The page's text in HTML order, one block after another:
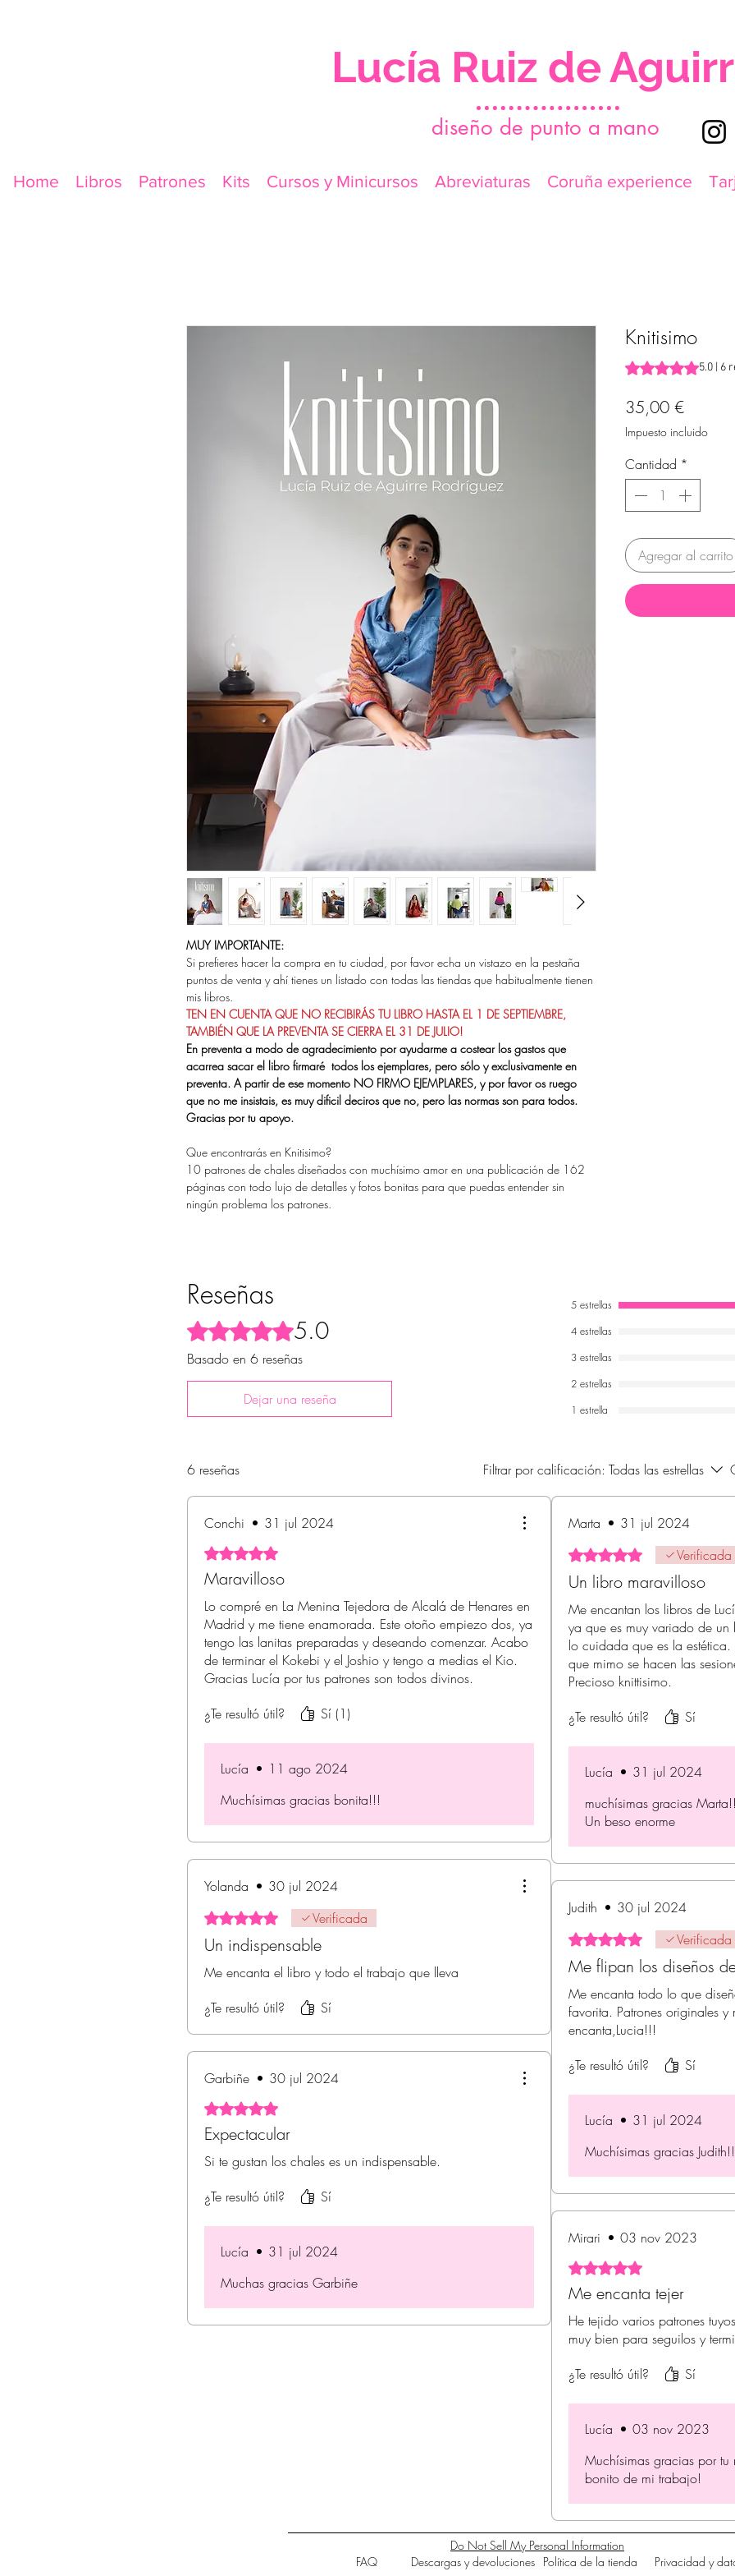
Lucía Ruiz de
diseño de punto a mano
Home Libros Patrones Kits Cursos y Minicursos Abreviaturas Coruña experience
MUY IMPORTANTE:
Si prefieres hacer la compra en tu ciudad, por favor echa un vistazo en la pestaña
puntos de venta y ahí tienes un listado con todas las tiendas que habitualmente tienen
mis libros.
TEN EN CUENTA QUE NO RECIBIRÁS TU LIBRO HASTA EL 1 DE SEPTIEMBRE,
TAMBIÉN QUE LA PREVENTA SE CIERRA EL 31 DE JULIO!
En preventa a modo de agradecimiento por ayudarme a costear los gastos que
acarrea sacar el libro firmaré todos los ejemplares, pero sólo y exclusivamente en
preventa. A partir de ese momento NO FIRMO EJEMPLARES, y por favor os ruego
que no me insistais, es muy dificil deciros que no, pero las normas son para todos.
Gracias por tu apoyo.
Que encontrarás en Knitisimo?
10 patrones de chales diseñados con muchísimo amor en una publicación de 162
páginas con todo lujo de detalles y fotos bonitas para que puedas entender sin
ningún problema los patrones.
Knitisimo
Según 6 reseñas,
5.0 | 6
35,00 €Precio
Impuesto incluido
Cantidad *
Agregar al carrito
Reseñas
Obtuvo 5 de 5 estrellas.
5.0
Basado en 6 reseñas
Dejar una reseña
5 estrellas
4 estrellas
3 estrellas
2 estrellas
1 estrella
6 reseñas Filtrar por calificación: Todas las estrellas
Conchi • 31 jul 2024
Obtuvo 5 de 5 estrellas.
Maravilloso
Lo compré en La Menina Tejedora de Alcalá de Henares en
Madrid y me tiene enamorada. Este otoño empiezo dos, ya
tengo las lanitas preparadas y deseando comenzar. Acabo
de terminar el Kokebi y el Joshio y tengo a medias el Kio.
Gracias Lucía por tus patrones son todos divinos.
¿Te resultó útil?
Sí (1)
Lucía • 11 ago 2024
Muchísimas gracias bonita!!!
Yolanda • 30 jul 2024
Obtuvo 5 de 5 estrellas.Verificada
Un indispensable
Me encanta el libro y todo el trabajo que lleva
¿Te resultó útil?
Sí
Garbiñe • 30 jul 2024
Obtuvo 5 de 5 estrellas.
Expectacular
Si te gustan los chales es un indispensable.
¿Te resultó útil?
Sí
Lucía • 31 jul 2024
Muchas gracias Garbiñe
Marta • 31 jul 2024
Obtuvo 5 de 5 estrellas.Verificada
Un libro maravilloso
Me encantan los libros de
ya que es muy variado de
lo cuidada que es la
que mimo se hacen las
Precioso knittisimo.
¿Te resultó útil?
Sí
Lucía • 31 jul 2024
muchísimas gracias
Un beso enorme
Judith • 30 jul 2024
Obtuvo 5 de 5 estrellas.Verificada
Me flipan los diseños
Me encanta todo lo que
favorita. Patrones originales
encanta,Lucia!!!
¿Te resultó útil?
Sí
Lucía • 31 jul 2024
Muchísimas gracias
Mirari • 03 nov 2023
Obtuvo 5 de 5 estrellas.
Me encanta tejer
He tejido varios patrones
muy bien para seguilos y
¿Te resultó útil?
Sí
Lucía • 03 nov 2023
Muchísimas gracias por
bonito de mi trabajo!
Do Not Sell My Personal Information
FAQ
Descargas y devoluciones Política de la tienda Privacidad y